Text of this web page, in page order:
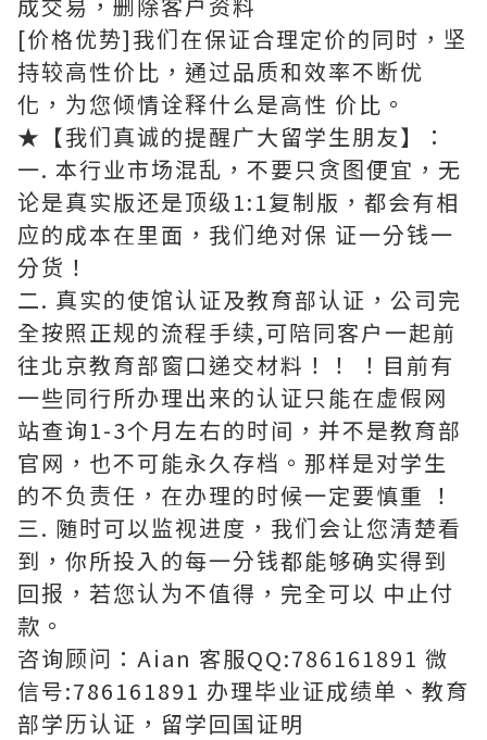
[价格优势]我们在保证合理定价的同时，坚
持较高性价比，通过品质和效率不断优
化，为您倾情诠释什么是高性 价比。
★【我们真诚的提醒广大留学生朋友】：
一. 本行业市场混乱，不要只贪图便宜，无
论是真实版还是顶级1:1复制版，都会有相
应的成本在里面，我们绝对保 证一分钱一
分货！
二. 真实的使馆认证及教育部认证，公司完
全按照正规的流程手续,可陪同客户一起前
往北京教育部窗口递交材料！！ ！目前有
一些同行所办理出来的认证只能在虚假网
站查询1-3个月左右的时间，并不是教育部
官网，也不可能永久存档。那样是对学生
的不负责任，在办理的时候一定要慎重 ！
三. 随时可以监视进度，我们会让您清楚看
到，你所投入的每一分钱都能够确实得到
回报，若您认为不值得，完全可以 中止付
款。
咨询顾问：Aian 客服QQ:786161891 微
信号:786161891 办理毕业证成绩单、教育
部学历认证，留学回国证明